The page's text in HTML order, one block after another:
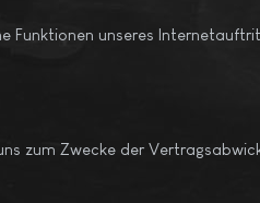
Funktionen unseres
zum Zwecke der